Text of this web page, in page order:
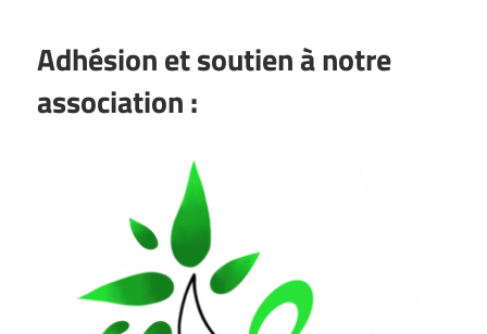
Adhésion et soutien à notre
association :